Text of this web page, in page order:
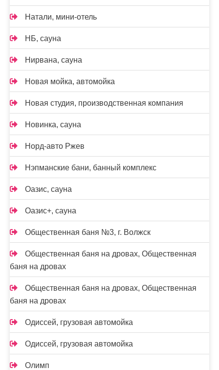
Натали, мини-отель
НБ, сауна
Нирвана, сауна
Новая мойка, автомойка
Новая студия, производственная компания
Новинка, сауна
Норд-авто Ржев
Нэпманские бани, банный комплекс
Оазис, сауна
Оазис+, сауна
Общественная баня №3, г. Волжск
Общественная баня на дровах, Общественная
баня на дровах
Общественная баня на дровах, Общественная
баня на дровах
Одиссей, грузовая автомойка
Одиссей, грузовая автомойка
Олимп